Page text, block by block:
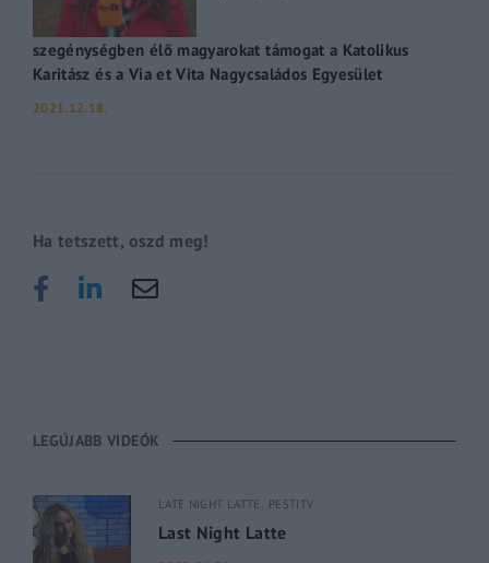
szegénységben élő magyarokat támogat a Katolikus
Karitász és a Via et Vita Nagycsaládos Egyesület
2021.12.18.
Ha tetszett, oszd meg!
LEGÚJABB VIDEÓK
LATE NIGHT LATTE PESTITV
Last Night Latte